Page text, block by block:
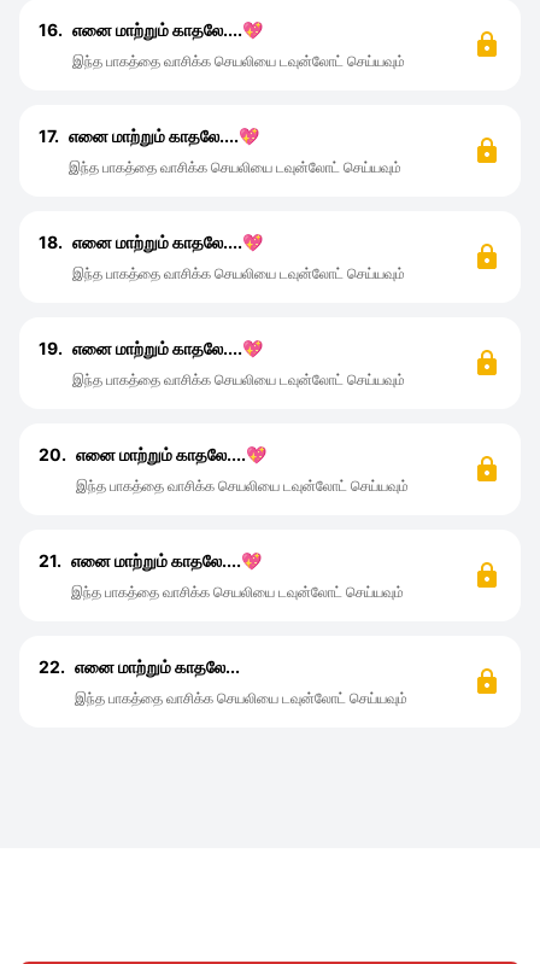
16. எனை மாற்றும் காதலே....💖
இந்த பாகத்தை வாசிக்க செயலியை டவுன்லோட் செய்யவும்
17. எனை மாற்றும் காதலே....💖
இந்த பாகத்தை வாசிக்க செயலியை டவுன்லோட் செய்யவும்
18. எனை மாற்றும் காதலே....💖
இந்த பாகத்தை வாசிக்க செயலியை டவுன்லோட் செய்யவும்
19. எனை மாற்றும் காதலே....💖
இந்த பாகத்தை வாசிக்க செயலியை டவுன்லோட் செய்யவும்
20. எனை மாற்றும் காதலே....💖
இந்த பாகத்தை வாசிக்க செயலியை டவுன்லோட் செய்யவும்
21. எனை மாற்றும் காதலே....💖
இந்த பாகத்தை வாசிக்க செயலியை டவுன்லோட் செய்யவும்
22. எனை மாற்றும் காதலே...
இந்த பாகத்தை வாசிக்க செயலியை டவுன்லோட் செய்யவும்